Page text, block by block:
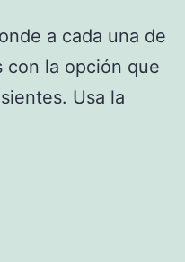
a cada una de
con la opción que
Usa la